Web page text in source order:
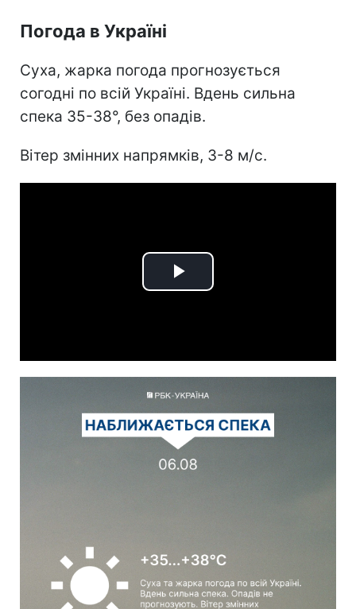
Погода в Україні
Суха, жарка погода прогнозується
согодні по всій Україні. Вдень сильна
спека 35-38°, без опадів.
Вітер змінних напрямків, 3-8 м/с.
Play